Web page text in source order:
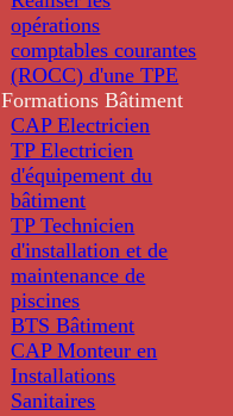
opérations
comptables courantes
(ROCC) d'une TPE
Formations Bâtiment
CAP Electricien
TP Electricien
d'équipement du
bâtiment
TP Technicien
d'installation et de
maintenance de
piscines
BTS Bâtiment
CAP Monteur en
Installations
Sanitaires